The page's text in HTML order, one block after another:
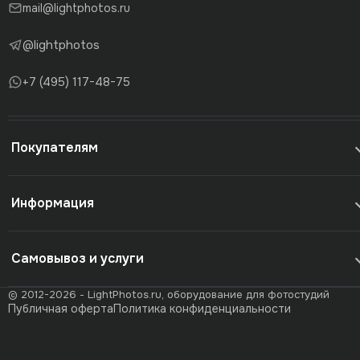
mail@lightphotos.ru
@lightphotos
+7 (495) 117-48-75
Покупателям
Информация
Самовывоз и услуги
© 2012-2026 - LightPhotos.ru, оборудование для фотостудий
Публичная офертаПолитика конфиденциальности